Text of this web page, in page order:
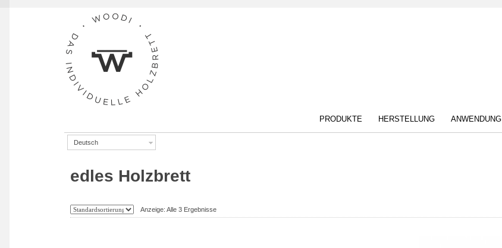
Skip to navigation
Skip to content
PRODUKTE HERSTELLUNG ANWENDUNG
Deutsch
edles Holzbrett
Anzeige: Alle 3 Ergebnisse